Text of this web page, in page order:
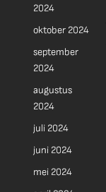
2024
oktober 2024
september
2024
augustus
2024
juli 2024
juni 2024
mei 2024